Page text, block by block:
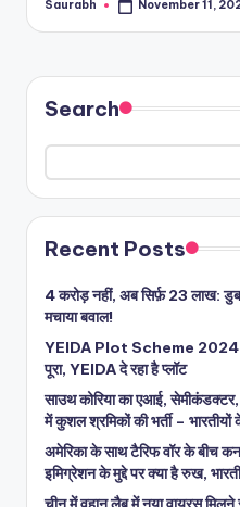
Posted
Saurabh November 11,
Search
Recent Posts
4 करोड़ नहीं, अब सिर्फ़ 23 लाख:
मचाया बवाल!
YEIDA Plot Scheme 2024:
पूरा, YEIDA दे रहा है प्लॉट
साउथ कोरिया का एआई,
में कुशल श्रमिकों की भर्ती –
अमेरिका के साथ टैरिफ वॉर के बीच
इमिग्रेशन के मुद्दे पर क्या है रुख,